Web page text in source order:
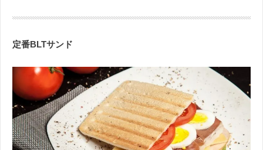
定番BLTサンド